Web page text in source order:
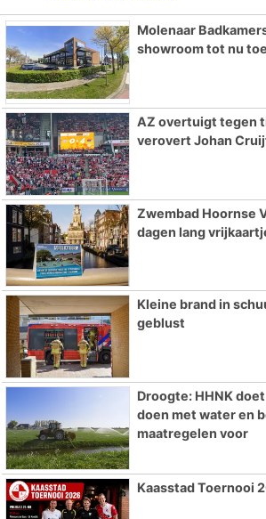
Molenaar
showroom tot nu
AZ overtuigt tegen
verovert Johan
Zwembad Hoornse
dagen lang
Kleine brand in
geblust
Droogte: HHNK
doen met water en
maatregelen voor
Kaasstad Toernooi